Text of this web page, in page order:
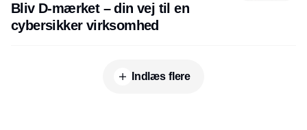
Bliv D-mærket – din vej til en
cybersikker virksomhed
Indlæs flere